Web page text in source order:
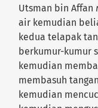
Utsman bin Affan
air kemudian
kedua telapak
berkumur-kumur
kemudian
membasuh
kemudian